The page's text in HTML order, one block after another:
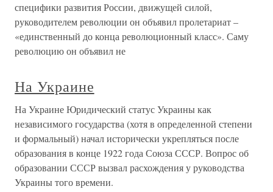
специфики развития России, движущей силой,
руководителем революции он объявил пролетариат –
«единственный до конца революционный класс». Саму
революцию он объявил не
На Украине
На Украине Юридический статус Украины как
независимого государства (хотя в определенной степени
и формальный) начал исторически укрепляться после
образования в конце 1922 года Союза СССР. Вопрос об
образовании СССР вызвал расхождения у руководства
Украины того времени.